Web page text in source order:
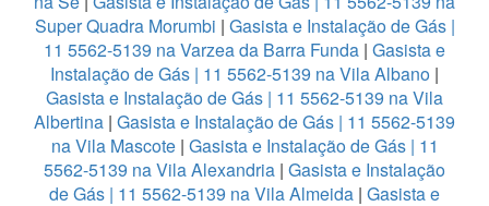
Super Quadra Morumbi | Gasista e Instalação de Gás |
11 5562-5139 na Varzea da Barra Funda | Gasista e
Instalação de Gás | 11 5562-5139 na Vila Albano |
Gasista e Instalação de Gás | 11 5562-5139 na Vila
Albertina | Gasista e Instalação de Gás | 11 5562-5139
na Vila Mascote| Gasista e Instalação de Gás | 11
5562-5139 na Vila Alexandria | Gasista e Instalação
de Gás | 11 5562-5139 na Vila Almeida | Gasista e